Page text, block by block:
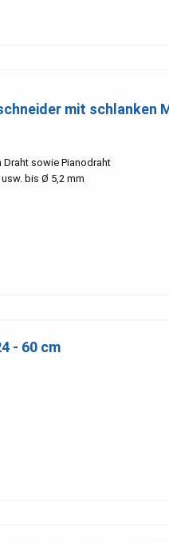
mit schlanken
sowie Pianodraht
bis Ø 5,2 mm
- 60 cm